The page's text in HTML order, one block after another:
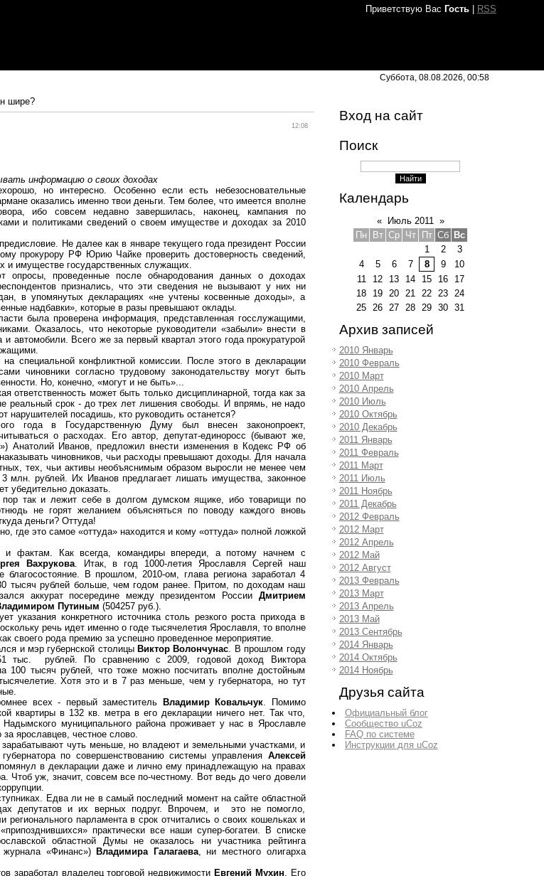
Приветствую Вас Гость| RSS
Суббота, 08.08.2026, 00:58
шире?
12:08
информацию о своих доходах
но интересно. Особенно если есть небезосновательные
оказались именно твои деньги. Тем более, что имеется вполне
ибо совсем недавно завершилась, наконец, кампания по
и политиками сведений о своем имуществе и доходах за 2010
Не далее как в январе текущего года президент России
прокурору РФ Юрию Чайке проверить достоверность сведений,
и имуществе государственных служащих.
опросы, проведенные после обнародования данных о доходах
признались, что эти сведения не вызывают у них ни
в упомянутых декларациях «не учтены косвенные доходы», а
надбавки», которые в разы превышают оклады.
была проверена информация, представленная госслужащими,
Оказалось, что некоторые руководители «забыли» внести в
и автомобили. Всего же за первый квартал этого года прокуратурой
специальной конфликтной комиссии. После этого в декларации
чиновники согласно трудовому законодательству могут быть
Но, конечно, «могут и не быть»...
ответственность может быть только дисциплинарной, тогда как за
реальный срок - до трех лет лишения свободы. И впрямь, не надо
нарушителей посадишь, кто руководить останется?
года в Государственную Думу был внесен законопроект,
о расходах. Его автор, депутат-единоросс (бывают же,
Анатолий Иванов, предложил внести изменения в Кодекс РФ об
чиновников, чьи расходы превышают доходы. Для начала
тех, чьи активы необъяснимым образом выросли не менее чем
млн. рублей. Их Иванов предлагает лишать имущества, законное
убедительно доказать.
пор так и лежит себе в долгом думском ящике, ибо товарищи по
не горят желанием объясняться по поводу каждого вновь
деньги? Оттуда!
где это самое «оттуда» находится и кому «оттуда» полной ложкой
и фактам. Как всегда, командиры впереди, а потому начнем с
Вахрукова. Итак, в год 1000-летия Ярославля Сергей наш
В прошлом, 2010-ом, глава региона заработал 4
тысяч рублей больше, чем годом ранее. Притом, по доходам наш
аккурат посередине между президентом России Дмитрием
Путиным (504257 руб.).
указания конкретного источника столь резкого роста прихода в
речь идет именно о годе тысячелетия Ярославля, то вполне
своего рода премию за успешно проведенное мероприятие.
и мэр губернской столицы Виктор Волончунас. В прошлом году
тыс. рублей. По сравнению с 2009, годовой доход Виктора
100 тысяч рублей, что тоже можно посчитать вполне достойным
Хотя это и в 7 раз меньше, чем у губернатора, но тут
всех - первый заместитель
Владимир Ковальчук. Помимо
квартиры в 132 кв. метра в его декларации ничего нет. Так что,
муниципального района проживает у нас в Ярославле
ярославцев, честное слово.
чуть меньше, но владеют и земельными участками, и
по совершенствованию системы управления Алексей
в декларации даже и лично ему принадлежащую на правах
Чтоб уж, значит, совсем все по-честному. Вот ведь до чего довели
Едва ли не в самый последний момент на сайте областной
депутатов и их верных подруг. Впрочем, и это не помогло,
регионального парламента в срок отчитались о своих кошельках и
практически все наши супер-богатеи. В списке
областной Думы не оказалось ни участника рейтинга
журнала «Финанс»)
Владимира Галагаева, ни местного олигарха
заработал владелец торговой недвижимости Евгений Мухин. Его
Вход на сайт
Поиск
Календарь
« Июль 2011
»
Пн
Вт Ср Чт Пт Сб Вс
1
2
3
4
5 6 7 8 9
10
11
12 13 14 15 16
17
18
19 20 21 22 23
24
25
26 27 28 29 30 31
Архив записей
2010 Январь
2010 Февраль
2010 Март
2010 Апрель
2010 Июль
2010 Октябрь
2010 Декабрь
2011 Январь
2011 Февраль
2011 Март
2011 Июль
2011 Ноябрь
2011 Декабрь
2012 Февраль
2012 Март
2012 Апрель
2012 Май
2012 Август
2013 Февраль
2013 Март
2013 Апрель
2013 Май
2013 Сентябрь
2014 Январь
2014 Октябрь
2014 Ноябрь
Друзья сайта
Официальный блог
Сообщество uCoz
FAQ по системе
Инструкции для uCoz